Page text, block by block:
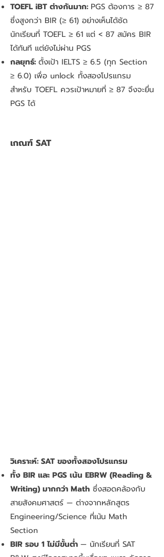
TOEFL iBT ต่างกันมาก: PGS ต้องการ ≥ 87
ซึ่งสูงกว่า BIR (≥ 61) อย่างเห็นได้ชัด
นักเรียนที่ TOEFL ≥ 61 แต่ < 87 สมัคร BIR
ได้ทันที แต่ยังไม่ผ่าน PGS
กลยุทธ์: ตั้งเป้า IELTS ≥ 6.5 (ทุก Section
≥ 6.0) เพื่อ unlock ทั้งสองโปรแกรม
สำหรับ TOEFL ควรเป้าหมายที่ ≥ 87 จึงจะยื่น
PGS ได้
เกณฑ์ SAT
วิเคราะห์: SAT ของทั้งสองโปรแกรม
ทั้ง BIR และ PGS เน้น EBRW (Reading &
Writing) มากกว่า Math ซึ่งสอดคล้องกับ
สายสังคมศาสตร์ — ต่างจากหลักสูตร
Engineering/Science ที่เน้น Math
Section
BIR รอบ 1 ไม่มีขั้นต่ำ — นักเรียนที่ SAT